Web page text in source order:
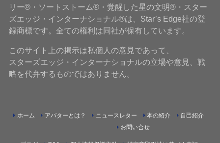
リー®・ソートストーム®・覚醒した星の文明®・スター
ズエッジ・インターナショナル®は、Star’s Edge社の登
録商標です。全ての権利は同社が保有しています。
このサイト上の掲示は私個人の意見であって、
スターズエッジ・インターナショナルの立場や意見、戦
略を代弁するものではありません。
ホーム アバターとは？ ニュースレター 本の紹介 自己紹介
お問い合せ